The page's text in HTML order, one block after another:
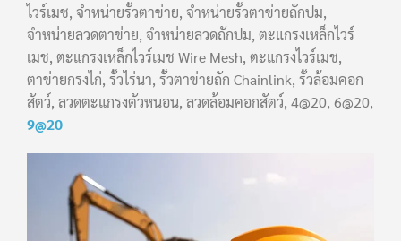
ไวร์เมช, จำหน่ายรั้วตาข่าย, จำหน่ายรั้วตาข่ายถักปม,
จำหน่ายลวดตาข่าย, จำหน่ายลวดถักปม, ตะแกรงเหล็กไวร์
เมช, ตะแกรงเหล็กไวร์เมช Wire Mesh, ตะแกรงไวร์เมช,
ตาข่ายกรงไก่, รั้วไร่นา, รั้วตาข่ายถัก Chainlink, รั้วล้อมคอก
สัตว์, ลวดตะแกรงตัวหนอน, ลวดล้อมคอกสัตว์, 4@20, 6@20,
9@20